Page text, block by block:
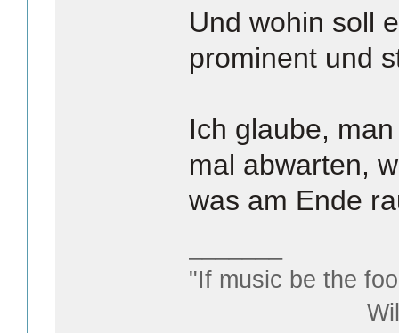
Und wohin soll
prominent und
Ich glaube,
mal abwarten,
was am Ende
"If music be the
William